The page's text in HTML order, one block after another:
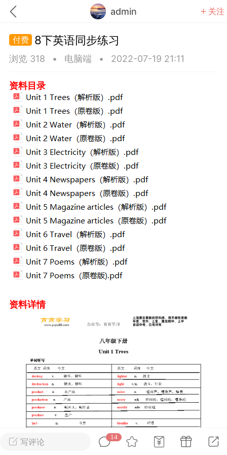
admin 关注
题库 赚题库券
赚金币和题库券
加入上海学习交流群，资料免费领
转发了
烟舞
（附解析）
60篇外刊阅读搞定上海高
考必备核心词（附解析）
写评论
14
8下英语同步练习
浏览 318 • 电脑端 • 2022-07-19 21:11
资料目录
资料详情